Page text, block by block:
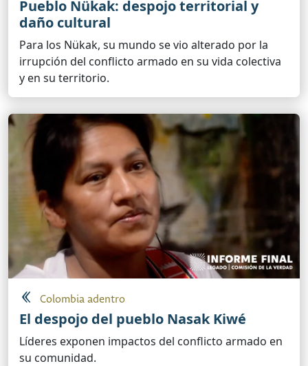
Pueblo Nükak: despojo territorial y
daño cultural
Para los Nükak, su mundo se vio alterado por la
irrupción del conflicto armado en su vida colectiva
y en su territorio.
Colombia adentro
El despojo del pueblo Nasak Kiwé
Líderes exponen impactos del conflicto armado en
su comunidad.